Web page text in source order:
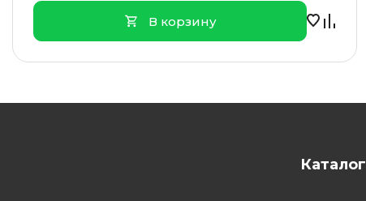
В корзину
Каталог